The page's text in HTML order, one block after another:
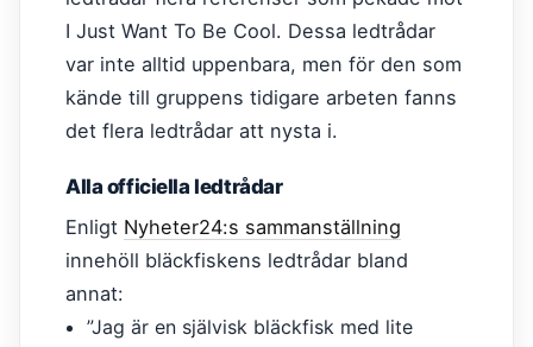
I Just Want To Be Cool. Dessa ledtrådar
var inte alltid uppenbara, men för den som
kände till gruppens tidigare arbeten fanns
det flera ledtrådar att nysta i.
Alla officiella ledtrådar
Enligt Nyheter24:s sammanställning
innehöll bläckfiskens ledtrådar bland
annat:
”Jag är en självisk bläckfisk med lite